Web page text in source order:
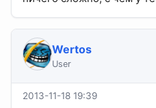
Wertos
User
2013-11-18 19:39